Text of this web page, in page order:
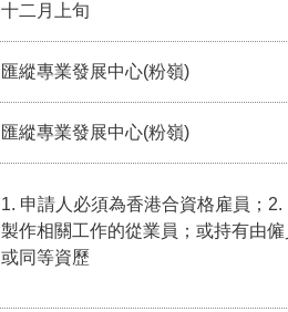
十二月上旬
匯縱專業發展中心(粉嶺)
匯縱專業發展中心(粉嶺)
1. 申請人必須為香港合資格雇員；
製作相關工作的從業員；或持有由
或同等資歷